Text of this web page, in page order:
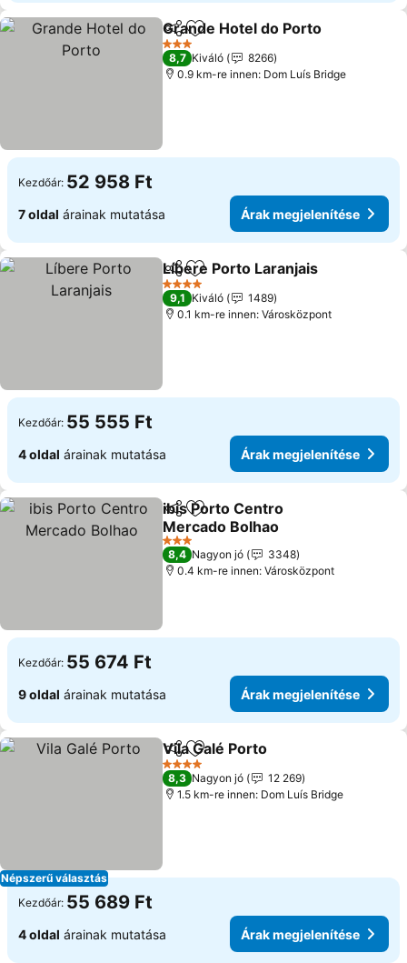
Megosztás
Hozzáadás a kedvencekhez
Grande Hotel do Porto
3 Kategória
8,7 Kiváló
8266
0.9 km-re innen: Dom Luís Bridge
Kezdőár: 52 958 Ft
7 oldal árainak mutatása Árak megjelenítése
Megosztás
Hozzáadás a kedvencekhez
Líbere Porto Laranjais
4 Kategória
9,1 Kiváló
1489
0.1 km-re innen: Városközpont
Kezdőár: 55 555 Ft
4 oldal árainak mutatása Árak megjelenítése
Megosztás
Hozzáadás a kedvencekhez
ibis Porto Centro
Mercado Bolhao
3 Kategória
8,4 Nagyon jó
3348
0.4 km-re innen: Városközpont
Kezdőár: 55 674 Ft
9 oldal árainak mutatása Árak megjelenítése
Népszerű választás
Megosztás
Hozzáadás a kedvencekhez
Vila Galé Porto
4 Kategória
8,3 Nagyon jó
12 269
1.5 km-re innen: Dom Luís Bridge
Kezdőár: 55 689 Ft
4 oldal árainak mutatása Árak megjelenítése